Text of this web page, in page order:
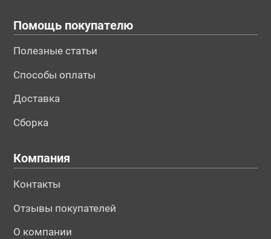
Помощь покупателю
Полезные статьи
Способы оплаты
Доставка
Сборка
Компания
Контакты
Отзывы покупателей
О компании